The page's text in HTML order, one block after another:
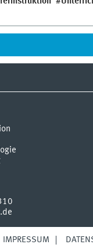
IMPRESSUM